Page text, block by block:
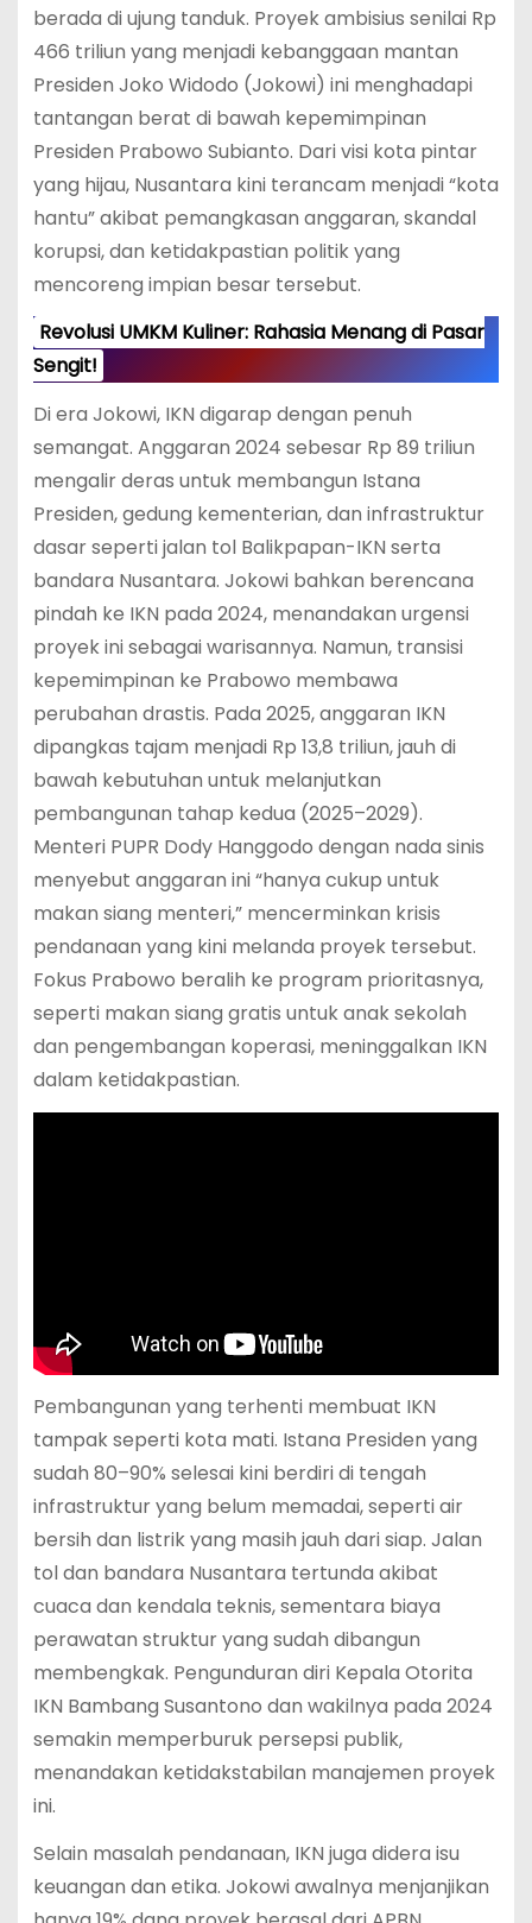
berada di ujung tanduk. Proyek ambisius senilai Rp
466 triliun yang menjadi kebanggaan mantan
Presiden Joko Widodo (Jokowi) ini menghadapi
tantangan berat di bawah kepemimpinan
Presiden Prabowo Subianto. Dari visi kota pintar
yang hijau, Nusantara kini terancam menjadi “kota
hantu” akibat pemangkasan anggaran, skandal
korupsi, dan ketidakpastian politik yang
mencoreng impian besar tersebut.
Revolusi UMKM Kuliner: Rahasia Menang di Pasar
Sengit!
Di era Jokowi, IKN digarap dengan penuh
semangat. Anggaran 2024 sebesar Rp 89 triliun
mengalir deras untuk membangun Istana
Presiden, gedung kementerian, dan infrastruktur
dasar seperti jalan tol Balikpapan-IKN serta
bandara Nusantara. Jokowi bahkan berencana
pindah ke IKN pada 2024, menandakan urgensi
proyek ini sebagai warisannya. Namun, transisi
kepemimpinan ke Prabowo membawa
perubahan drastis. Pada 2025, anggaran IKN
dipangkas tajam menjadi Rp 13,8 triliun, jauh di
bawah kebutuhan untuk melanjutkan
pembangunan tahap kedua (2025–2029).
Menteri PUPR Dody Hanggodo dengan nada sinis
menyebut anggaran ini “hanya cukup untuk
makan siang menteri,” mencerminkan krisis
pendanaan yang kini melanda proyek tersebut.
Fokus Prabowo beralih ke program prioritasnya,
seperti makan siang gratis untuk anak sekolah
dan pengembangan koperasi, meninggalkan IKN
dalam ketidakpastian.
Pembangunan yang terhenti membuat IKN
tampak seperti kota mati. Istana Presiden yang
sudah 80–90% selesai kini berdiri di tengah
infrastruktur yang belum memadai, seperti air
bersih dan listrik yang masih jauh dari siap. Jalan
tol dan bandara Nusantara tertunda akibat
cuaca dan kendala teknis, sementara biaya
perawatan struktur yang sudah dibangun
membengkak. Pengunduran diri Kepala Otorita
IKN Bambang Susantono dan wakilnya pada 2024
semakin memperburuk persepsi publik,
menandakan ketidakstabilan manajemen proyek
ini.
Selain masalah pendanaan, IKN juga didera isu
keuangan dan etika. Jokowi awalnya menjanjikan